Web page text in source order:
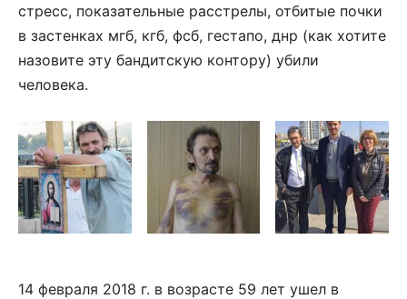
стресс, показательные расстрелы, отбитые почки
в застенках мгб, кгб, фсб, гестапо, днр (как хотите
назовите эту бандитскую контору) убили
человека.
14 февраля 2018 г. в возрасте 59 лет ушел в